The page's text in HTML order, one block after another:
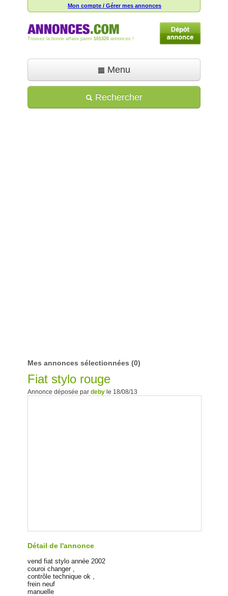
Mon compte / Gérer mes annonces
Trouvez la bonne affaire parmi 101320 annonces !
Menu
Déposer une annonce
Rechercher
Mes annonces sélectionnées (0)
Fiat stylo rouge
Annonce déposée par deby le 18/08/13
Détail de l'annonce
vend fiat stylo année 2002
couroi changer ,
contrôle technique ok ,
frein neuf
manuelle